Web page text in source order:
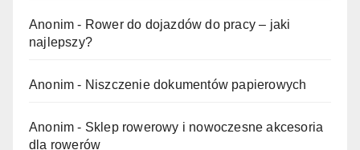
Anonim - Rower do dojazdów do pracy – jaki
najlepszy?
Anonim - Niszczenie dokumentów papierowych
Anonim - Sklep rowerowy i nowoczesne akcesoria
dla rowerów